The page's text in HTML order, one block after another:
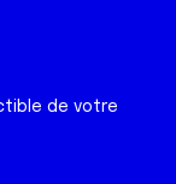
de votre